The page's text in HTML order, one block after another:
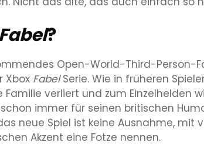
Fabel?
Open-World-Third-Person-
Xbox FabelSerie. Wie in früheren
Familie verliert und zum Einzelhelden
immer für seinen britischen
neue Spiel ist keine Ausnahme, mit
Akzent eine Fotze nennen.